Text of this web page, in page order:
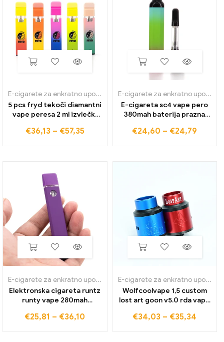
E-cigarete za enkratno uporabo
5 pcs fryd tekoči diamantni
vape peresa 2 ml izvlečki
in cigarete polnilna
€36,13 – €57,35
E-cigarete za enkratno uporabo
E-cigareta sc4 vape pero
380mah baterija prazna
USB polnilna vrata za navoj
€24,60 – €24,79
E-cigarete za enkratno uporabo
Elektronska cigareta runtz
runty vape 280mah
pods polnilna pisala za
€25,81 – €36,10
E-cigarete za enkratno uporabo
Wolfcoolvape 1,5 custom
lost art goon v5.0 rda vape
obnovo bar kapljajoči
€34,03 – €35,34